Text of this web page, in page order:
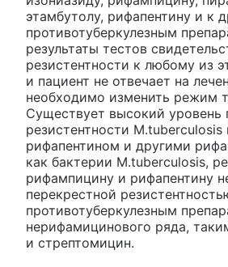
этамбутолу, рифапентину и к
противотуберкулезным
результаты тестов
резистентности к любому из
и пациент не отвечает на
необходимо изменить режим
Существует высокий уровень
резистентности
рифапентином и другими
как бактерии M.tuberculosis,
рифампицину и рифапентину
перекрестной
противотуберкулезным
нерифамицинового ряда,
и стрептомицин.